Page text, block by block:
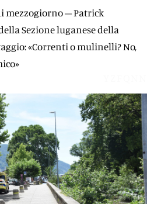
mezzogiorno – Patrick
Sezione luganese della
«Correnti o mulinelli? No,